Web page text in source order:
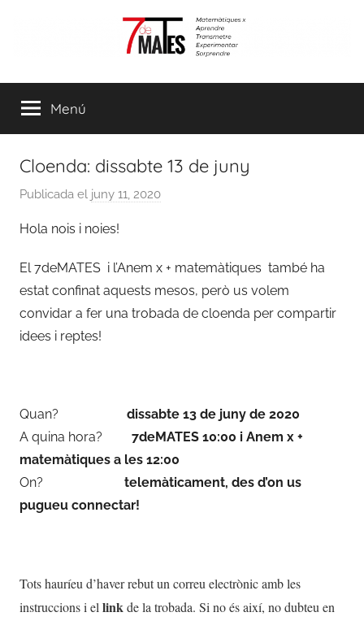
7demates
aprendre,
transmetre,
sorprendre
Menú
Cloenda: dissabte 13 de juny
Publicada el juny 11, 2020
i
Hola nois i noies!
El 7deMATES i l’Anem x + matemàtiques també ha
estat confinat aquests mesos, però us volem
convidar a fer una trobada de cloenda per compartir
idees i reptes!
Quan? dissabte 13 de juny de 2020
A quina hora? 7deMATES 10:00 i Anem x +
matemàtiques a les 12:00
On? telemàticament, des d’on us
pugueu connectar!
Tots hauríeu d’haver rebut un correu electrònic amb les
instruccions i ellinkde la trobada. Si no és així, no dubteu en